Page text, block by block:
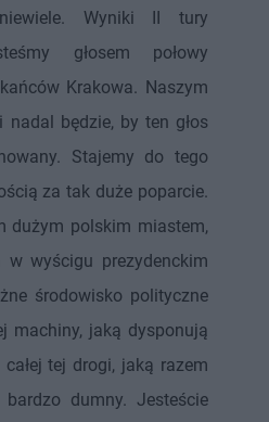
Wyniki II tury
głosem połowy
Krakowa. Naszym
nadal będzie, by ten głos
Stajemy do tego
za tak duże poparcie.
dużym polskim miastem,
wyścigu prezydenckim
środowisko polityczne
machiny, jaką dysponują
tej drogi, jaką razem
bardzo dumny. Jesteście